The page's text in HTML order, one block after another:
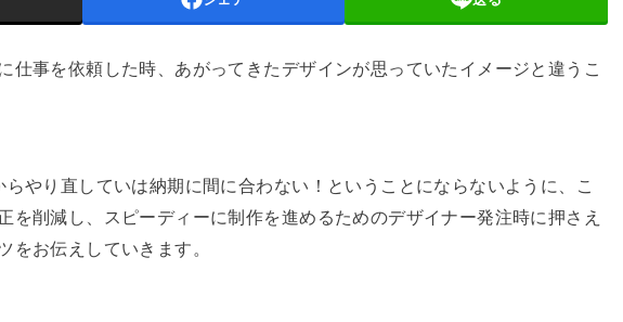
仕事を依頼した時、あがってきたデザインが思っていたイメージと違うこ
やり直していは納期に間に合わない！ということにならないように、こ
を削減し、スピーディーに制作を進めるためのデザイナー発注時に押さえ
をお伝えしていきます。